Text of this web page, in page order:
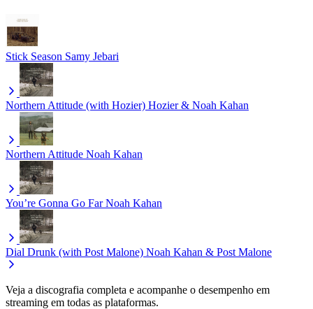
Stick Season Samy Jebari
Northern Attitude (with Hozier) Hozier & Noah Kahan
Northern Attitude Noah Kahan
You’re Gonna Go Far Noah Kahan
Dial Drunk (with Post Malone) Noah Kahan & Post Malone
Veja a discografia completa e acompanhe o desempenho em
streaming em todas as plataformas.